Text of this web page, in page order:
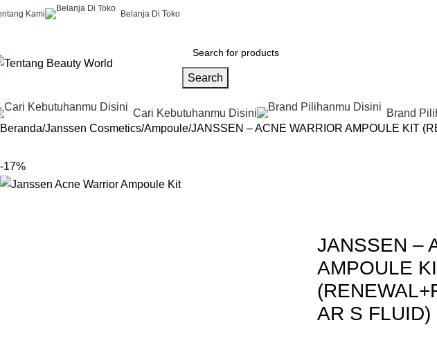
Kami Belanja Di Toko
Search
Cari Kebutuhanmu Disini Brand
Beranda Janssen Cosmetics Ampoule JANSSEN – ACNE WARRIOR AMPOULE KIT
-17%
JANSSEN –
AMPOULE
AR S FLUID)